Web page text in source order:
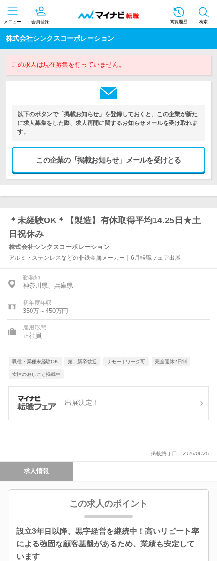
メニュー 会員登録 閲覧履歴 検索
株式会社シンクスコーポレーション
この求人は現在募集を行っていません。
以下のボタンで「掲載お知らせ」を登録しておくと、この企業が新た
に求人募集をした際、求人再開に関するお知らせメールを受け取れま
す。
この企業の「掲載お知らせ」メールを受けとる
＊未経験OK＊【製造】有休取得平均14.25日★土
日祝休み
株式会社シンクスコーポレーション
アルミ・ステンレスなどの非鉄金属メーカー｜6月転職フェア出展
勤務地
神奈川県、兵庫県
初年度年収
350万～450万円
雇用形態
正社員
職種・業種未経験OK 第二新卒歓迎 リモートワーク可 完全週休2日制
女性のおしごと掲載中
出展決定！
掲載終了日：2026/06/25
求人情報
この求人のポイント
設立3年目以降、黒字経営を継続中！高いリピート率
による強固な顧客基盤があるため、業績も安定して
います